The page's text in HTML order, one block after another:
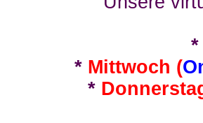
*
* Mittwoch (
*